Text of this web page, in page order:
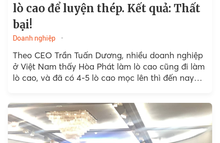
lò cao để luyện thép. Kết quả: Thất
bại!
Doanh nghiệp
Theo CEO Trần Tuấn Dương, nhiều doanh nghiệp
ở Việt Nam thấy Hòa Phát làm lò cao cũng đi làm
lò cao, và đã có 4-5 lò cao mọc lên thì đến nay